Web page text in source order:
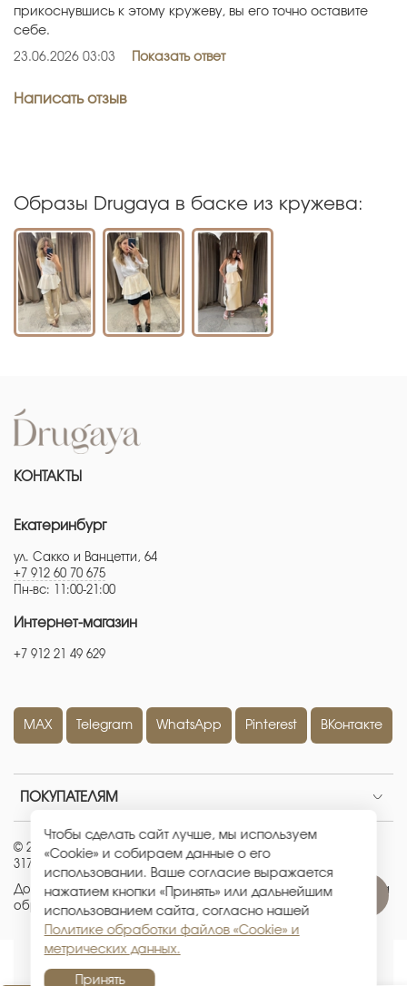
прикоснувшись к этому кружеву, вы его точно оставите
себе.
23.06.2026 03:03 Показать ответ
Написать отзыв
Образы Drugaya в баске из кружева:
ПОКУПАТЕЛЯМ
КОНТАКТЫ
Екатеринбург
ул. Сакко и Ванцетти, 64
+7 912 60 70 675
Пн-вс: 11:00-21:00
Интернет-магазин
+7 912 21 49 629
MAX Telegram WhatsApp Pinterest ВКонтакте
© 2026 ИП Кравченко Евгения Александровна
317665800226442
ИНН: 667100512881
Договор-оферта |Политика конфиденциальности |
Политика
обработки файлов «Cookie» и метрических данных
Чтобы сделать сайт лучше, мы используем
«Cookie» и собираем данные о его
использовании. Ваше согласие выражается
нажатием кнопки «Принять» или дальнейшим
использованием сайта, согласно нашей
Политике обработки файлов «Cookie» и
метрических данных.
Принять